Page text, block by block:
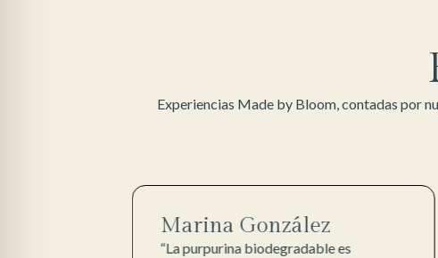
Experiencias Made by Bloom, contadas por
“La purpurina biodegradable es
Marina González